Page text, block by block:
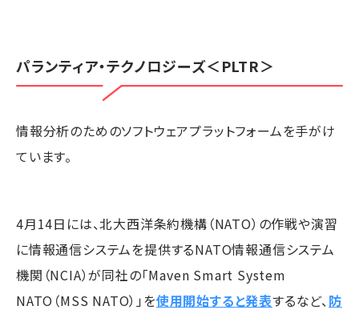
パランティア・テクノロジーズ＜PLTR＞
情報分析のためのソフトウェアプラットフォームを手がけ
ています。
4月14日には、北大西洋条約機構（NATO）の作戦や演習
に情報通信システムを提供するNATO情報通信システム
機関（NCIA）が同社の「Maven Smart System
NATO（MSS NATO）」を使用開始すると発表するなど、防